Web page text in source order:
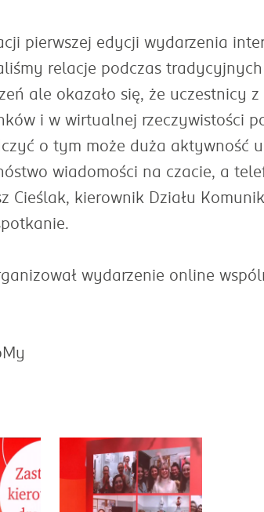
pierwszej edycji wydarzenia
relacje podczas
ale okazało się, że uczestnicy
i w wirtualnej rzeczywistości
o tym może duża aktywność
wiadomości na czacie, a
Cieślak, kierownik Działu
wydarzenie online